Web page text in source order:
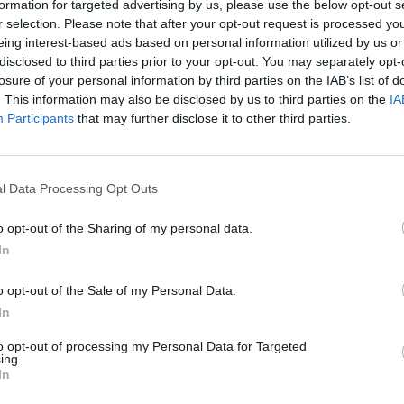
for targeted advertising by us, please use the below opt-out
selection. Please note that after your opt-out request is processed
interest-based ads based on personal information utilized by us
to third parties prior to your opt-out. You may separately
of your personal information by third parties on the IAB’s list of
This information may also be disclosed by us to third parties on the
Participants that may further disclose it to other third parties.
Data Processing Opt Outs
opt-out of the Sharing of my personal data.
opt-out of the Sale of my Personal Data.
opt-out of processing my Personal Data for Targeted
για εμπρησμό από αμέλεια, μετά
Σοφικού, έπειτα από έρευνα των
στην Κορινθία ο εμπρησμός αποδίδεται
εγκατάστασης
να προκάλεσε την εκδήλωση της πυρκαγιάς.
συνελήφθη στο πλαίσιο της αυτόφωρης
ενώ η Πυροσβεστική συνεχίζει
παρόμοιες υποθέσεις.
των πυρκαγιών προκαλείται
να τηρούν όλα τα μέτρα
αρχές του 2026 έχουν επιβληθεί
περισσότερες από 130 συλλήψεις